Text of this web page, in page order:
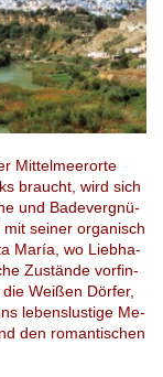
Mit­tel­meer­or­te
braucht, wird sich
und Ba­de­ver­gnü­
sei­ner or­ga­nisch
María, wo Lieb­ha­
Zu­stän­de vor­fin­
Wei­ßen Dör­fer,
le­bens­lus­ti­ge Me­
den ro­man­ti­schen